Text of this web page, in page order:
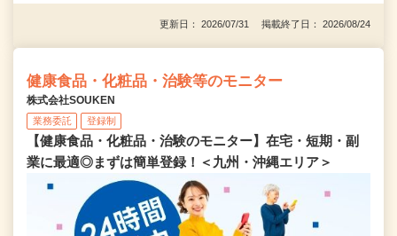
更新日： 2026/07/31 掲載終了日： 2026/08/24
健康食品・化粧品・治験等のモニター
株式会社SOUKEN
業務委託 登録制
【健康食品・化粧品・治験のモニター】在宅・短期・副
業に最適◎まずは簡単登録！＜九州・沖縄エリア＞